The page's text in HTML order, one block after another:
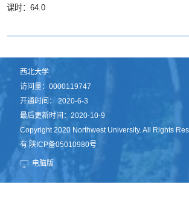
课时：64.0
西北大学
访问量：0000119747
开通时间：2020-6-3
最后更新时间：2020-10-9
Copyright 2020 Northwest University. All Rights
有 陕ICP备05010980号
电脑版